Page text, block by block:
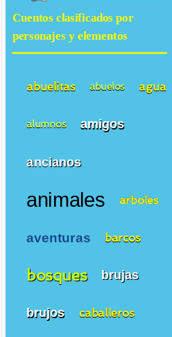
Cuentos clasificados por
personajes y elementos
abuelitas abuelos agua
alumnos amigos
ancianos
animales arboles
aventuras barcos
bosques brujas
brujos caballeros